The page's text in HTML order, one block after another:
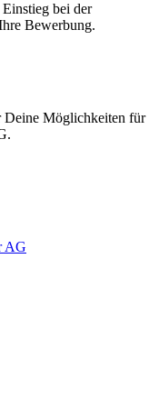
bei der
Bewerbung.
Deine Möglichkeiten für
AG